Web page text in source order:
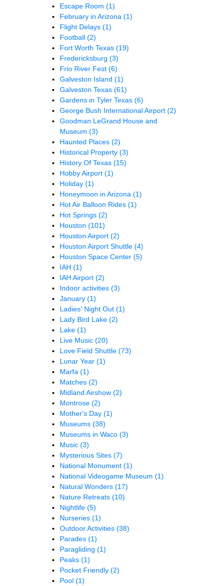
Escape Room (1)
February in Arizona (1)
Flight Delays (1)
Football (2)
Fort Worth Texas (19)
Fredericksburg (3)
Frio River Fest (6)
Galveston Island (1)
Galveston Texas (61)
Gardens in Tyler Texas (6)
George Bush International Airport (2)
Goodman LeGrand House and
Museum (3)
Haunted Places (2)
Historical Property (3)
History Of Texas (15)
Hobby Airport (1)
Holiday (1)
Honeymoon in Arizona (1)
Hot Air Balloon Rides (1)
Hot Springs (2)
Houston (101)
Houston Airport (2)
Houston Airport Shuttle (4)
Houston Space Center (5)
IAH (1)
IAH Airport (2)
Indoor activities (3)
January (1)
Ladies' Night Out (1)
Lady Bird Lake (2)
Lake (1)
Live Music (20)
Love Field Shuttle (73)
Lunar Year (1)
Marfa (1)
Matches (2)
Midland Airshow (2)
Montrose (2)
Mother's Day (1)
Museums (38)
Museums in Waco (3)
Music (3)
Mysterious Sites (7)
National Monument (1)
National Videogame Museum (1)
Natural Wonders (17)
Nature Retreats (10)
Nightlife (5)
Nurseries (1)
Outdoor Activities (38)
Parades (1)
Paragliding (1)
Peaks (1)
Pocket Friendly (2)
Pool (1)